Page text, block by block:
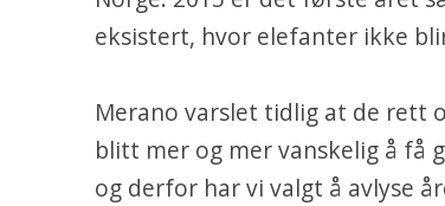
eksistert, hvor elefanter ikke
Merano varslet tidlig at de rett
blitt mer og mer vanskelig å få
og derfor har vi valgt å avlyse